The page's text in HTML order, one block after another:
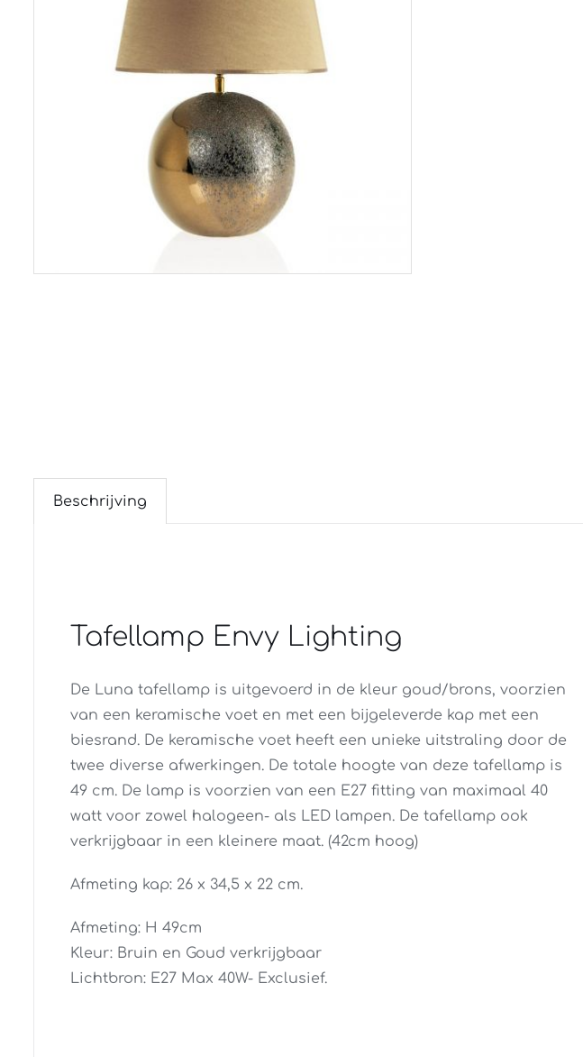
Beschrijving
Tafellamp Envy Lighting
De Luna tafellamp is uitgevoerd in de kleur goud/brons, voorzien
van een keramische voet en met een bijgeleverde kap met een
biesrand. De keramische voet heeft een unieke uitstraling door de
twee diverse afwerkingen. De totale hoogte van deze tafellamp is
49 cm. De lamp is voorzien van een E27 fitting van maximaal 40
watt voor zowel halogeen- als LED lampen. De tafellamp ook
verkrijgbaar in een kleinere maat. (42cm hoog)
Afmeting kap: 26 x 34,5 x 22 cm.
Afmeting: H 49cm
Kleur: Bruin en Goud verkrijgbaar
Lichtbron: E27 Max 40W- Exclusief.